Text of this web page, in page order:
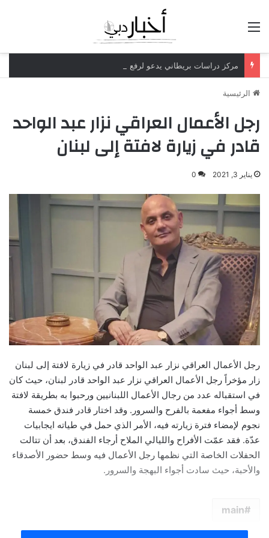
مركز دراسات بريطاني يدعو لرفع ضريبة الدخل إلى 52%
الرئيسية
رجل الأعمال العراقي نزار عبد الواحد
قادر في زيارة لافتة إلى لبنان
يناير 3, 2021 0
رجل الأعمال العراقي نزار عبد الواحد قادر في زيارة لافتة إلى لبنان
زار مؤخراً رجل الأعمال العراقي نزار عبد الواحد قادر لبنان، حيث كان
في استقباله عدد من رجال الأعمال اللبنانيين ورحبوا به بطريقة لافتة
وسط أجواء مفعمة بالفرح والسرور. وقد اختار قادر فندق خمسة
نجوم لإمضاء فترة زيارته فيه، الأمر الذي حمل في طياته ايجابيات
عدّة. فقد عمّت الأفراح والليالي الملاح أرجاء الفندق، بعد أن تتالت
الحفلات الخاصة التي نظمها رجل الأعمال فيه وسط حضور الأصدقاء
والأحبة، حيث سادت أجواء البهجة والسرور.
main